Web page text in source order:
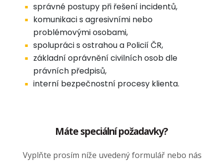
správné postupy při řešení incidentů,
komunikaci s agresivními nebo
problémovými osobami,
spolupráci s ostrahou a Policií ČR,
základní oprávnění civilních osob dle
právních předpisů,
interní bezpečnostní procesy klienta.
Máte speciální požadavky?
Vyplňte prosím níže uvedený formulář nebo nás